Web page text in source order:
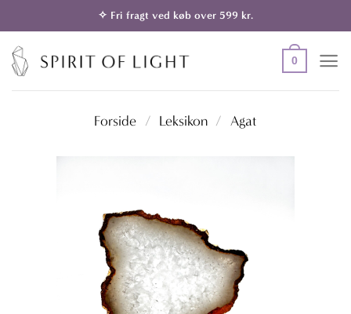
til
indhold
✧ Fri fragt ved køb over 599 kr.
0
Forside / Leksikon / Agat